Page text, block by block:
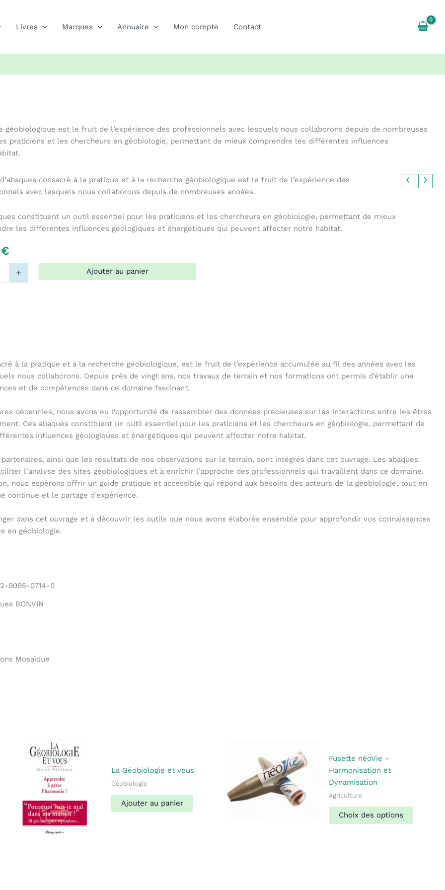
Livres Marques Annuaire Mon compte Contact
géobiologique est le fruit de l’expérience des professionnels avec lesquels nous collaborons depuis de nombreuses
praticiens et les chercheurs en géobiologie, permettant de mieux comprendre les différentes influences
consacré à la pratique et à la recherche géobiologique est le fruit de l’expérience des
avec lesquels nous collaborons depuis de nombreuses années.
constituent un outil essentiel pour les praticiens et les chercheurs en géobiologie, permettant de mieux
les différentes influences géologiques et énergétiques qui peuvent affecter notre habitat.
€
+ Ajouter au panier
à la pratique et à la recherche géobiologique, est le fruit de l’expérience accumulée au fil des années avec les
nous collaborons. Depuis près de vingt ans, nos travaux de terrain et nos formations ont permis d’établir une
et de compétences dans ce domaine fascinant.
décennies, nous avons eu l’opportunité de rassembler des données précieuses sur les interactions entre les êtres
Ces abaques constituent un outil essentiel pour les praticiens et les chercheurs en géobiologie, permettant de
influences géologiques et énergétiques qui peuvent affecter notre habitat.
ainsi que les résultats de nos observations sur le terrain, sont intégrés dans cet ouvrage. Les abaques
l’analyse des sites géobiologiques et à enrichir l’approche des professionnels qui travaillent dans ce domaine.
nous espérons offrir un guide pratique et accessible qui répond aux besoins des acteurs de la géobiologie, tout en
continue et le partage d’expérience.
dans cet ouvrage et à découvrir les outils que nous avons élaborés ensemble pour approfondir vos connaissances
en géobiologie.
9095-0714-0
BONVIN
Mosaïque
La Géobiologie et vous
Géobiologie
Ajouter au panier
Fusette néoVie –
Harmonisation et
Dynamisation
Agriculture
Choix des options
Ce